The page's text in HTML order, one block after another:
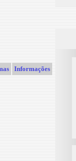
Informações